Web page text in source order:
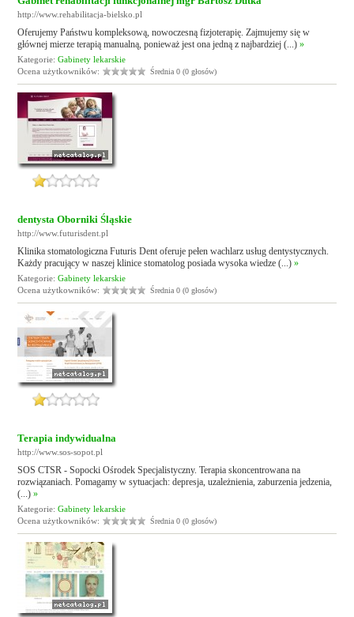
http://www.rehabilitacja-bielsko.pl
Oferujemy Państwu kompleksową, nowoczesną fizjoterapię. Zajmujemy się w
głównej mierze terapią manualną, ponieważ jest ona jedną z najbardziej (...)»
Kategorie:Gabinety lekarskie
Ocena użytkowników:
Średnia 0 (0 głosów)
dentysta Oborniki Śląskie
http://www.futurisdent.pl
Klinika stomatologiczna Futuris Dent oferuje pełen wachlarz usług dentystycznych.
Każdy pracujący w naszej klinice stomatolog posiada wysoka wiedze (...)»
Kategorie:Gabinety lekarskie
Ocena użytkowników:
Średnia 0 (0 głosów)
Terapia indywidualna
http://www.sos-sopot.pl
SOS CTSR - Sopocki Ośrodek Specjalistyczny. Terapia skoncentrowana na
rozwiązaniach. Pomagamy w sytuacjach: depresja, uzależnienia, zaburzenia jedzenia,
(...)»
Kategorie:Gabinety lekarskie
Ocena użytkowników:
Średnia 0 (0 głosów)